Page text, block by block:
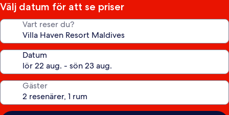
Välj datum för att se priser
Vart reser du?
Datum
Gäster